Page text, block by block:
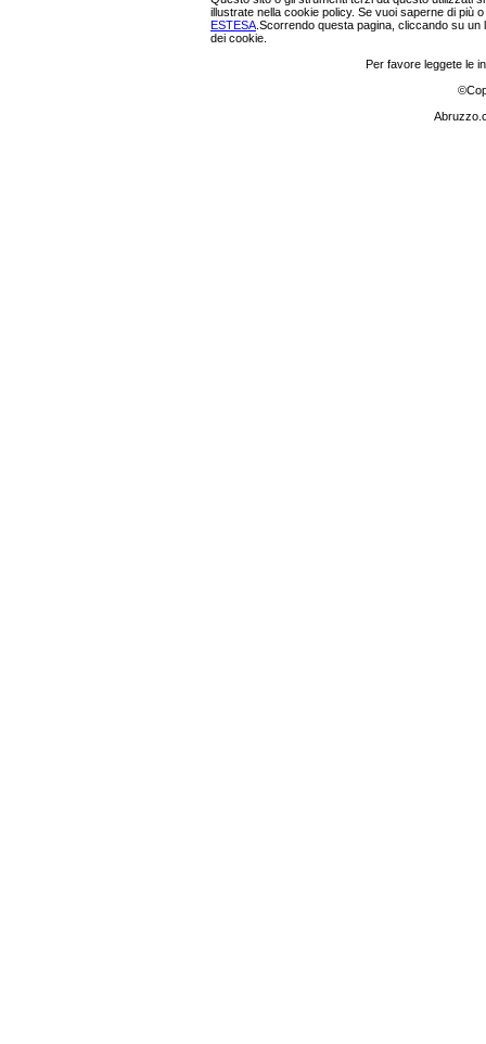
illustrate nella cookie policy. Se vuoi saperne di più
ESTESA .Scorrendo questa pagina, cliccando su
dei cookie.
Per favore leggete le
©